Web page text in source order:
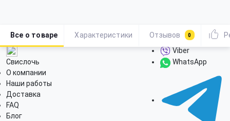
Свислочь
О компании
Наши работы
Доставка
FAQ
Блог
Viber
WhatsApp
Все о товаре Характеристики Отзывов 0